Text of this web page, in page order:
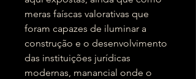
meras faíscas valorativas que
foram capazes de iluminar a
construção e o desenvolvimento
das instituições jurídicas
modernas, manancial onde o